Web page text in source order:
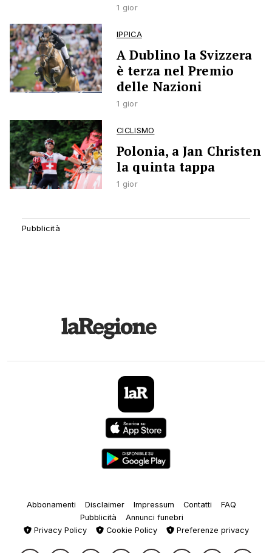
1 gior
IPPICA
A Dublino la Svizzera
è terza nel Premio
delle Nazioni
1 gior
CICLISMO
Polonia, a Jan Christen
la quinta tappa
1 gior
Abbonamenti Disclaimer Impressum Contatti
FAQ
Pubblicità
Annunci funebri
Privacy Policy
Cookie Policy Preferenze privacy